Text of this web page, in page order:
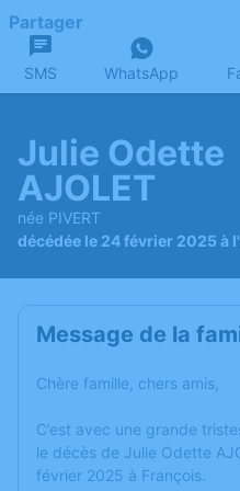
Partager
SMS WhatsApp
Julie Odette
AJOLET
née PIVERT
décédée le 24 février 2025 à
Message de la
Chère famille, chers amis,
C’est avec une grande
le décès de Julie Odette
février 2025 à François.